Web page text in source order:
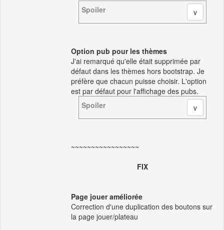
Spoiler
Option pub pour les thèmes
J'ai remarqué qu'elle était supprimée par
défaut dans les thèmes hors bootstrap. Je
préfère que chacun puisse choisir. L'option
est par défaut pour l'affichage des pubs.
Spoiler
~~~~~~~~~~~~~~~~~
FIX
Page jouer améliorée
Correction d'une duplication des boutons sur
la page jouer/plateau